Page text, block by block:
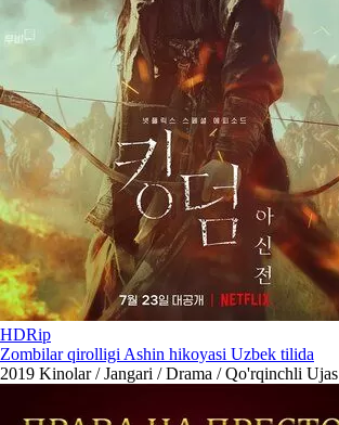
HDRip
Zombilar qirolligi Ashin hikoyasi Uzbek tilida
2019 Kinolar / Jangari / Drama / Qo'rqinchli Ujas